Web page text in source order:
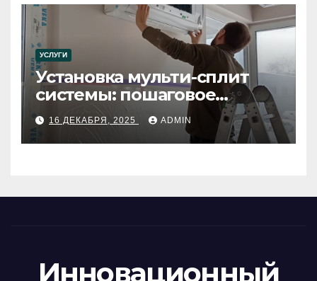
УСЛУГИ
Установка мульти-сплит
системы: пошаговое
руководство
16 ДЕКАБРЯ, 2025 ADMIN
Инновационный